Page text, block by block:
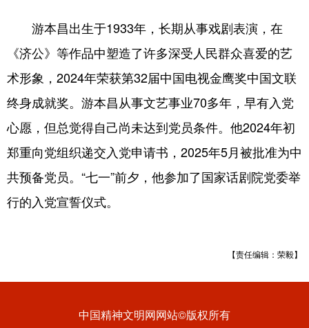
游本昌出生于1933年，长期从事戏剧表演，在
《济公》等作品中塑造了许多深受人民群众喜爱的艺
术形象，2024年荣获第32届中国电视金鹰奖中国文联
终身成就奖。游本昌从事文艺事业70多年，早有入党
心愿，但总觉得自己尚未达到党员条件。他2024年初
郑重向党组织递交入党申请书，2025年5月被批准为中
共预备党员。“七一”前夕，他参加了国家话剧院党委举
行的入党宣誓仪式。
【责任编辑：荣毅】
中国精神文明网网站©版权所有